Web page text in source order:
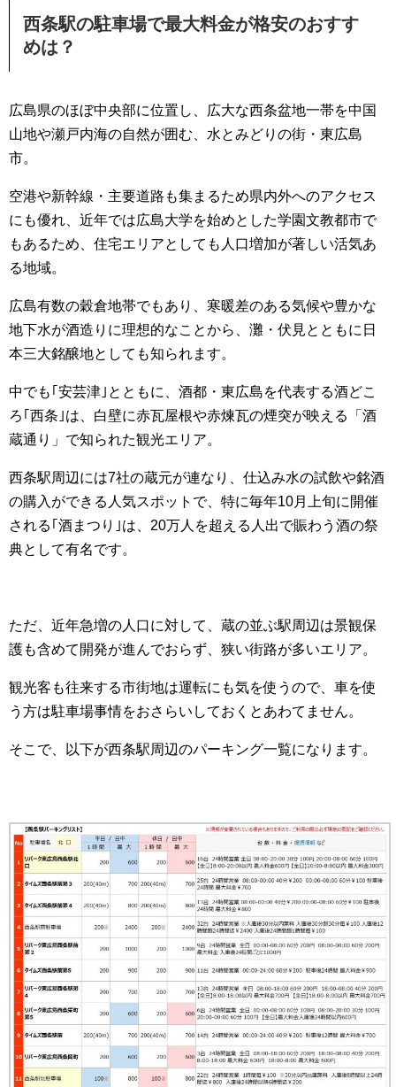
西条駅の駐車場で最大料金が格安のおすす
めは？
広島県のほぼ中央部に位置し、広大な西条盆地一帯を中国
山地や瀬戸内海の自然が囲む、水とみどりの街・東広島
市。
空港や新幹線・主要道路も集まるため県内外へのアクセス
にも優れ、近年では広島大学を始めとした学園文教都市で
もあるため、住宅エリアとしても人口増加が著しい活気あ
る地域。
広島有数の穀倉地帯でもあり、寒暖差のある気候や豊かな
地下水が酒造りに理想的なことから、灘・伏見とともに日
本三大銘醸地としても知られます。
中でも｢安芸津｣とともに、酒都・東広島を代表する酒どこ
ろ｢西条｣は、白壁に赤瓦屋根や赤煉瓦の煙突が映える「酒
蔵通り」で知られた観光エリア。
西条駅周辺には7社の蔵元が連なり、仕込み水の試飲や銘酒
の購入ができる人気スポットで、特に毎年10月上旬に開催
される｢酒まつり｣は、20万人を超える人出で賑わう酒の祭
典として有名です。
ただ、近年急増の人口に対して、蔵の並ぶ駅周辺は景観保
護も含めて開発が進んでおらず、狭い街路が多いエリア。
観光客も往来する市街地は運転にも気を使うので、車を使
う方は駐車場事情をおさらいしておくとあわてません。
そこで、以下が西条駅周辺のパーキング一覧になります。